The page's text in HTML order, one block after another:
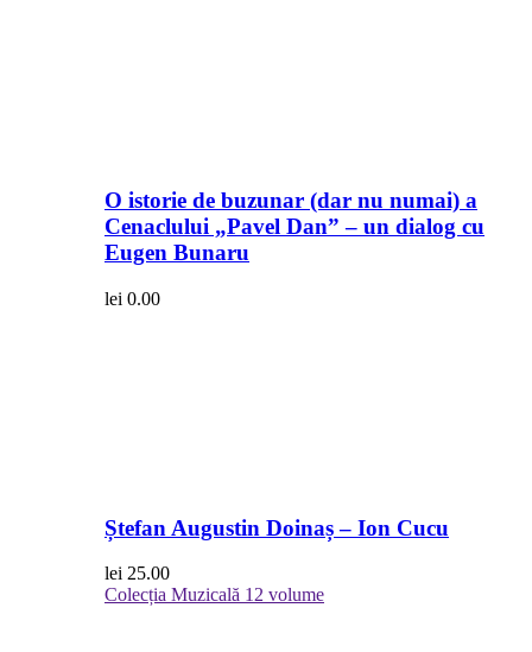
O istorie de buzunar (dar nu numai) a
Cenaclului „Pavel Dan” – un dialog cu
Eugen Bunaru
lei 0.00
Ștefan Augustin Doinaș – Ion Cucu
lei 25.00
Colecția Muzicală 12 volume